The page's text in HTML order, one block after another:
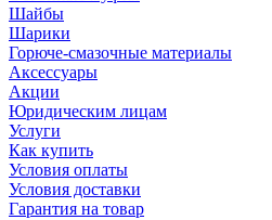
Шайбы
Шарики
Горюче-смазочные материалы
Аксессуары
Акции
Юридическим лицам
Услуги
Как купить
Условия оплаты
Условия доставки
Гарантия на товар